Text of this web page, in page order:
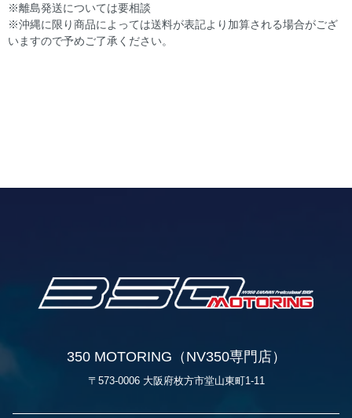
※離島発送については要相談
※沖縄に限り商品によっては送料が表記より加算される場合がござ
いますので予めご了承ください。
350 MOTORING（NV350専門店）
〒573-0006 大阪府枚方市堂山東町1-11